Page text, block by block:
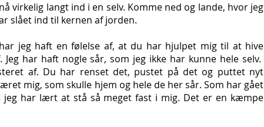
virkelig langt ind i en selv. Komme ned og lande, hvor jeg
slået ind til kernen af jorden.
jeg haft en følelse af, at du har hjulpet mig til at hive
Jeg har haft nogle sår, som jeg ikke har kunne hele selv.
af. Du har renset det, pustet på det og puttet nyt
mig, som skulle hjem og hele de her sår. Som har gået
jeg har lært at stå så meget fast i mig. Det er en kæmpe